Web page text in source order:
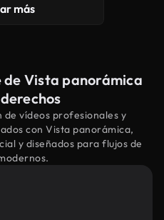
más
de Vista panorámica
de vídeos profesionales y
con Vista panorámica,
y diseñados para flujos de